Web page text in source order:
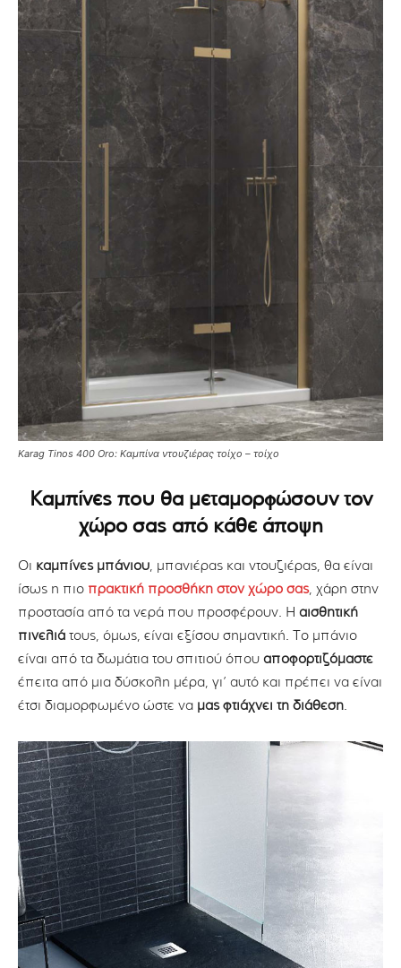
Karag Tinos 400 Oro: Καμπίνα ντουζιέρας τοίχο – τοίχο
Καμπίνες που θα μεταμορφώσουν τον
χώρο σας από κάθε άποψη
Οι καμπίνες μπάνιου, μπανιέρας και ντουζιέρας, θα είναι
ίσως η πιο πρακτική προσθήκη στον χώρο σας, χάρη στην
προστασία από τα νερά που προσφέρουν. Η αισθητική
πινελιά τους, όμως, είναι εξίσου σημαντική. Το μπάνιο
είναι από τα δωμάτια του σπιτιού όπου αποφορτιζόμαστε
έπειτα από μια δύσκολη μέρα, γι’ αυτό και πρέπει να είναι
έτσι διαμορφωμένο ώστε να μας φτιάχνει τη διάθεση.